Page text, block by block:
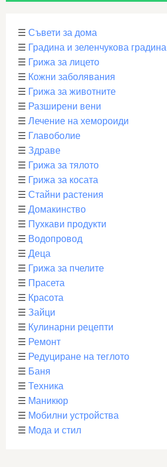
☰ Съвети за дома
☰ Градина и зеленчукова градина
☰ Грижа за лицето
☰ Кожни заболявания
☰ Грижа за животните
☰ Разширени вени
☰ Лечение на хемороиди
☰ Главоболие
☰ Здраве
☰ Грижа за тялото
☰ Грижа за косата
☰ Стайни растения
☰ Домакинство
☰ Пухкави продукти
☰ Водопровод
☰ Деца
☰ Грижа за пчелите
☰ Прасета
☰ Красота
☰ Зайци
☰ Кулинарни рецепти
☰ Ремонт
☰ Редуциране на теглото
☰ Баня
☰ Техника
☰ Маникюр
☰ Мобилни устройства
☰ Мода и стил